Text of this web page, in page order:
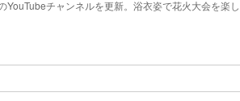
YouTubeチャンネルを更新。浴衣姿で花火大会を楽